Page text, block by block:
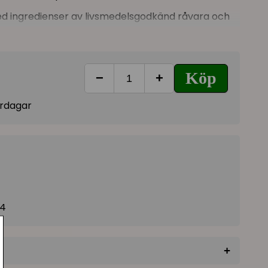
ingredienser av livsmedelsgodkänd råvara och
i kylskåp, serveras snarast möjligt efter
(0,5%), tapioka, collagen, grönt
− + Köp
+